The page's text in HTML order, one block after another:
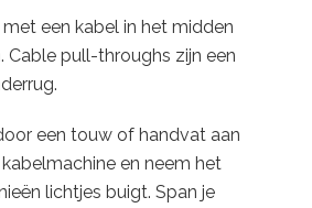
een kabel in het midden
pull-throughs zijn een
een touw of handvat aan
en neem het
lichtjes buigt. Span je